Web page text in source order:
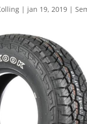
| jan 19, 2019|